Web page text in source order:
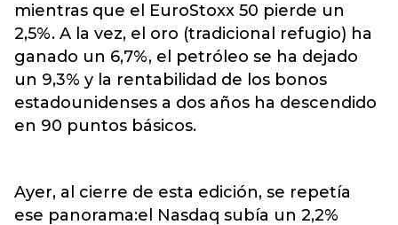
mientras que el EuroStoxx 50 pierde un
2,5%. A la vez, el oro (tradicional refugio) ha
ganado un 6,7%, el petróleo se ha dejado
un 9,3% y la rentabilidad de los bonos
estadounidenses a dos años ha descendido
en 90 puntos básicos.
Ayer, al cierre de esta edición, se repetía
ese panorama:el Nasdaq subía un 2,2%